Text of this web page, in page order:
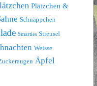
Plätzchen &
Schnäppchen
Smarties Streusel
Weisse
Äpfel